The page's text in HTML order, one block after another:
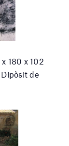
x 180 x 102
de